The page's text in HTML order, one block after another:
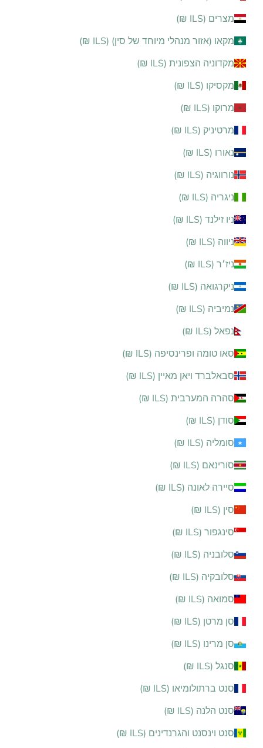
מצרים (ILS ₪)
מקאו (אזור מנהלי מיוחד של סין) (ILS ₪)
מקדוניה הצפונית (ILS ₪)
מקסיקו (ILS ₪)
מרוקו (ILS ₪)
מרטיניק (ILS ₪)
נאורו (ILS ₪)
נורווגיה (ILS ₪)
ניגריה (ILS ₪)
ניו זילנד (ILS ₪)
ניווה (ILS ₪)
ניז׳ר (ILS ₪)
ניקרגואה (ILS ₪)
נמיביה (ILS ₪)
נפאל (ILS ₪)
סאו טומה ופרינסיפה (ILS ₪)
סבאלברד ויאן מאיין (ILS ₪)
סהרה המערבית (ILS ₪)
סודן (ILS ₪)
סומליה (ILS ₪)
סורינאם (ILS ₪)
סיירה לאונה (ILS ₪)
סין (ILS ₪)
סינגפור (ILS ₪)
סלובניה (ILS ₪)
סלובקיה (ILS ₪)
סמואה (ILS ₪)
סן מרטן (ILS ₪)
סן מרינו (ILS ₪)
סנגל (ILS ₪)
סנט ברתולומיאו (ILS ₪)
סנט הלנה (ILS ₪)
סנט וינסנט והגרנדינים (ILS ₪)